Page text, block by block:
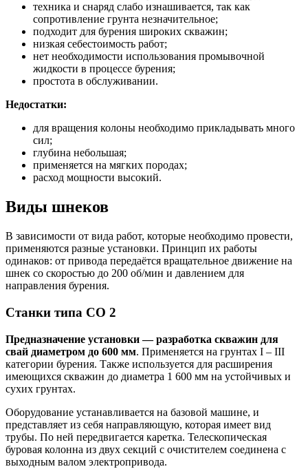
техника и снаряд слабо изнашивается, так как
сопротивление грунта незначительное;
подходит для бурения широких скважин;
низкая себестоимость работ;
нет необходимости использования промывочной
жидкости в процессе бурения;
простота в обслуживании.
Недостатки:
для вращения колоны необходимо прикладывать много
сил;
глубина небольшая;
применяется на мягких породах;
расход мощности высокий.
Виды шнеков
В зависимости от вида работ, которые необходимо провести,
применяются разные установки. Принцип их работы
одинаков: от привода передаётся вращательное движение на
шнек со скоростью до 200 об/мин и давлением для
направления бурения.
Станки типа СО 2
Предназначение установки — разработка скважин для
свай диаметром до 600 мм. Применяется на грунтах I – III
категории бурения. Также используется для расширения
имеющихся скважин до диаметра 1 600 мм на устойчивых и
сухих грунтах.
Оборудование устанавливается на базовой машине, и
представляет из себя направляющую, которая имеет вид
трубы. По ней передвигается каретка. Телескопическая
буровая колонна из двух секций с очистителем соединена с
выходным валом электропривода.